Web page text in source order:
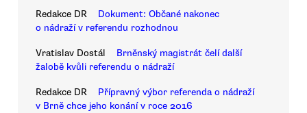
Redakce DR
Dokument: Občané nakonec
o nádraží v referendu rozhodnou
Vratislav Dostál
Brněnský magistrát čelí další
žalobě kvůli referendu o nádraží
Redakce DR
Přípravný výbor referenda o nádraží
v Brně chce jeho konání v roce 2016